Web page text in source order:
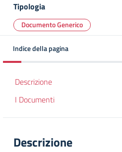
Tipologia
Documento Generico
Indice della pagina
Descrizione
I Documenti
Descrizione